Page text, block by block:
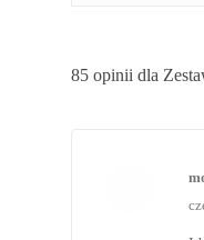
85 opinii dla